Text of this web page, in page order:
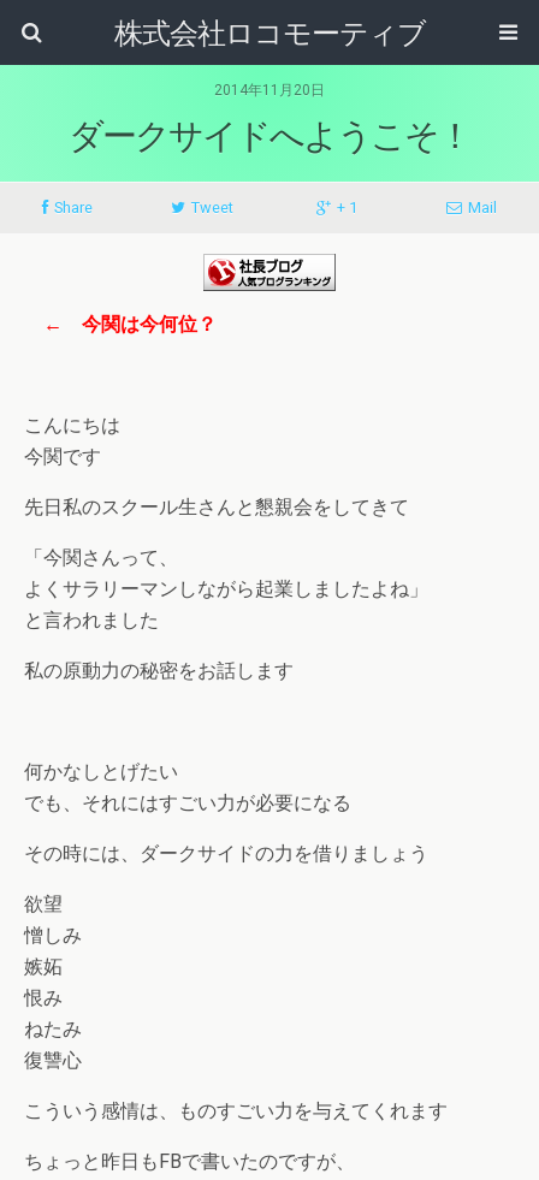
株式会社ロコモーティブ
2014年11月20日
ダークサイドへようこそ！
Share Tweet + 1 Mail
← 今関は今何位？
こんにちは
今関です
先日私のスクール生さんと懇親会をしてきて
「今関さんって、
よくサラリーマンしながら起業しましたよね」
と言われました
私の原動力の秘密をお話します
何かなしとげたい
でも、それにはすごい力が必要になる
その時には、ダークサイドの力を借りましょう
欲望
憎しみ
嫉妬
恨み
ねたみ
復讐心
こういう感情は、ものすごい力を与えてくれます
ちょっと昨日もFBで書いたのですが、